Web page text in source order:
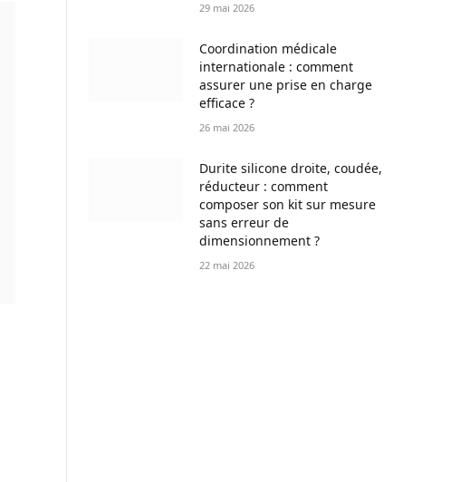
29 mai 2026
Coordination médicale
internationale : comment
assurer une prise en charge
efficace ?
26 mai 2026
Durite silicone droite, coudée,
réducteur : comment
composer son kit sur mesure
sans erreur de
dimensionnement ?
22 mai 2026